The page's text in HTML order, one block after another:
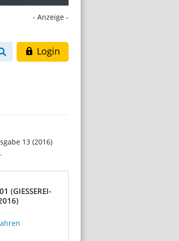
- Anzeige -
Login
13 (2016)
(GIESSEREI-